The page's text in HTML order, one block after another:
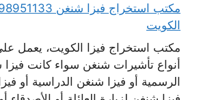
الكويت
مكتب استخراج فيزا الكويت، يعمل
أنواع تأشيرات شنغن سواء كانت فيزا
الرسمية أو فيزا شنغن الدراسية أو